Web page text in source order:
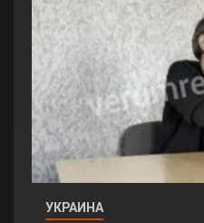
УКРАИНА